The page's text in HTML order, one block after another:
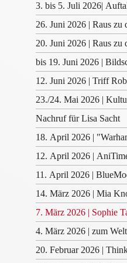
3. bis 5. Juli 2026|
26. Juni 2026 | Raus zu
20. Juni 2026 | Raus zu
bis 19. Juni 2026 |
12. Juni 2026 | Triff
23./24. Mai 2026 |
Nachruf für Lisa Sacht
18. April 2026 |
12. April 2026 |
11. April 2026 |
14. März 2026 | Mia
7. März 2026 | Sophie
4. März 2026 | zum
20. Februar 2026 |